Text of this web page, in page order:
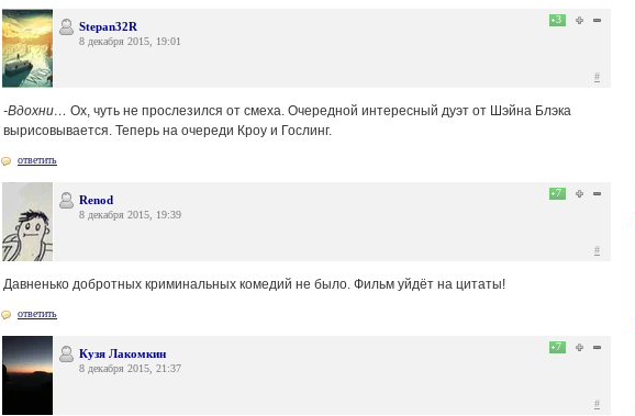
3
Stepan32R
8 декабря 2015, 19:01
#
-Вдохни… Ох, чуть не прослезился от смеха. Очередной интересный дуэт от Шэйна Блэка
вырисовывается. Теперь на очереди Кроу и Гослинг.
ответить
7
Renod
8 декабря 2015, 19:39
#
Давненько добротных криминальных комедий не было. Фильм уйдёт на цитаты!
ответить
7
Кузя Лакомкин
8 декабря 2015, 21:37
#